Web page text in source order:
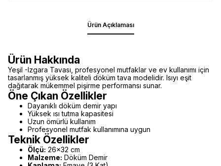
Ürün Açıklaması
Ürün Hakkında
Yeşil -Izgara Tavası, profesyonel mutfaklar ve ev kullanımı için
tasarlanmış yüksek kaliteli döküm tava modelidir. Isıyı eşit
dağıtarak mükemmel pişirme performansı sunar.
Öne Çıkan Özellikler
Dayanıklı döküm demir yapı
Yüksek ısı tutma kapasitesi
Uzun ömürlü kullanım
Profesyonel mutfak kullanımına uygun
Teknik Özellikler
Ölçü: 26x32 cm
Malzeme: Döküm Demir